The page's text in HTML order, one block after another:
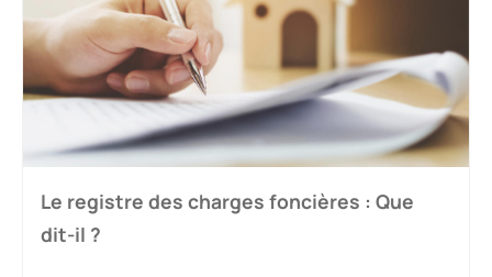
Le registre des charges foncières : Que
dit-il ?